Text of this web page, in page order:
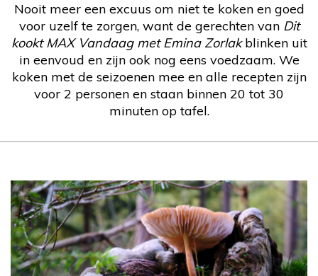
Nooit meer een excuus om niet te koken en goed
voor uzelf te zorgen, want de gerechten van Dit
kookt MAX Vandaag met Emina Zorlakblinken uit
in eenvoud en zijn ook nog eens voedzaam. We
koken met de seizoenen mee en alle recepten zijn
voor 2 personen en staan binnen 20 tot 30
minuten op tafel.